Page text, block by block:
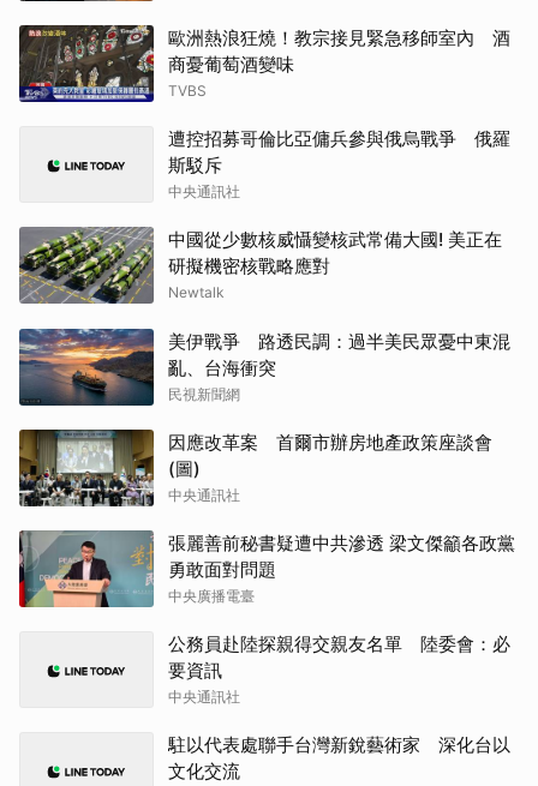
歐洲熱浪狂燒！教宗接見緊急移師室內 酒
商憂葡萄酒變味
TVBS
遭控招募哥倫比亞傭兵參與俄烏戰爭 俄羅
斯駁斥
中央通訊社
中國從少數核威懾變核武常備大國! 美正在
研擬機密核戰略應對
Newtalk
美伊戰爭 路透民調：過半美民眾憂中東混
亂、台海衝突
民視新聞網
因應改革案 首爾市辦房地產政策座談會
(圖)
中央通訊社
張麗善前秘書疑遭中共滲透 梁文傑籲各政黨
勇敢面對問題
中央廣播電臺
公務員赴陸探親得交親友名單 陸委會：必
要資訊
中央通訊社
駐以代表處聯手台灣新銳藝術家 深化台以
文化交流